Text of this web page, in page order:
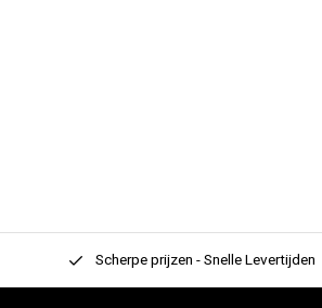
Scherpe prijzen - Snelle Levertijden